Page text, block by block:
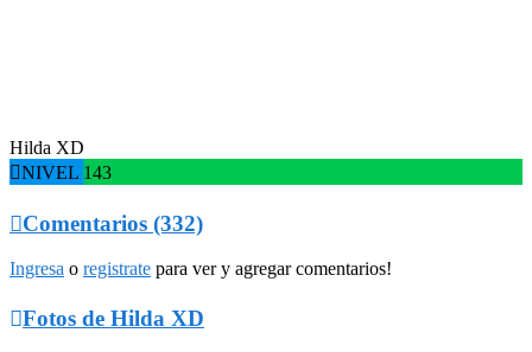
Hilda XD
NIVEL 143
Comentarios (332)
Ingresa o registrate para ver y agregar comentarios!
Fotos de Hilda XD